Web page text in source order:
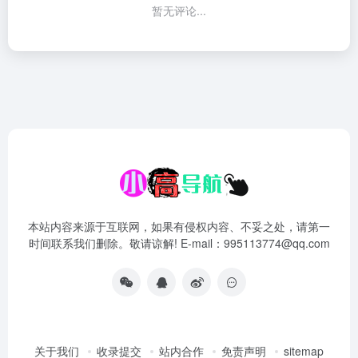
暂无评论...
本站内容来源于互联网，如果有侵权内容、不妥之处，请第一
时间联系我们删除。敬请谅解! E-mail：995113774@qq.com
关于我们 收录提交 站内合作 免责声明 sitemap